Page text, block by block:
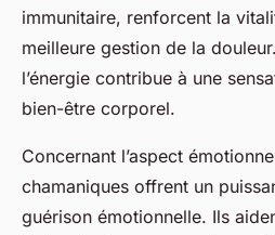
immunitaire, renforcent la
meilleure gestion de la
l’énergie contribue à une
bien-être corporel.
Concernant l’aspect
chamaniques offrent un
guérison émotionnelle. Ils